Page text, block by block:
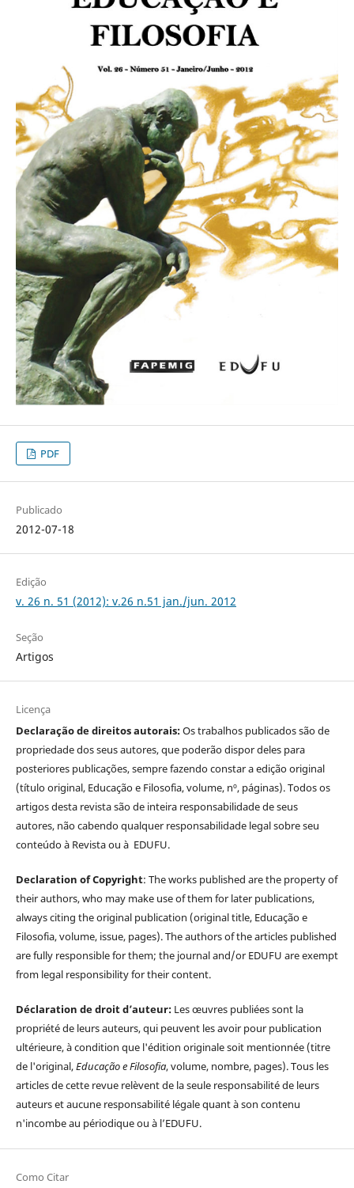
PDF
Publicado
2012-07-18
Edição
v. 26 n. 51 (2012): v.26 n.51 jan./jun. 2012
Seção
Artigos
Licença
Declaração de direitos autorais:Os trabalhos publicados são de
propriedade dos seus autores, que poderão dispor deles para
posteriores publicações, sempre fazendo constar a edição original
(título original, Educação e Filosofia, volume, nº, páginas). Todos os
artigos desta revista são de inteira responsabilidade de seus
autores, não cabendo qualquer responsabilidade legal sobre seu
conteúdo à Revista ou à EDUFU.
Declaration of Copyright: The works published are the property of
their authors, who may make use of them for later publications,
always citing the original publication (original title, Educação e
Filosofia, volume, issue, pages). The authors of the articles published
are fully responsible for them; the journal and/or EDUFU are exempt
from legal responsibility for their content.
Déclaration de droit d’auteur: Les œuvres publiées sont la
propriété de leurs auteurs, qui peuvent les avoir pour publication
ultérieure, à condition que l'édition originale soit mentionnée (titre
de l'original,Educação e Filosofia, volume, nombre, pages). Tous les
articles de cette revue relèvent de la seule responsabilité de leurs
auteurs et aucune responsabilité légale quant à son contenu
n'incombe au périodique ou à l’EDUFU.
Como Citar